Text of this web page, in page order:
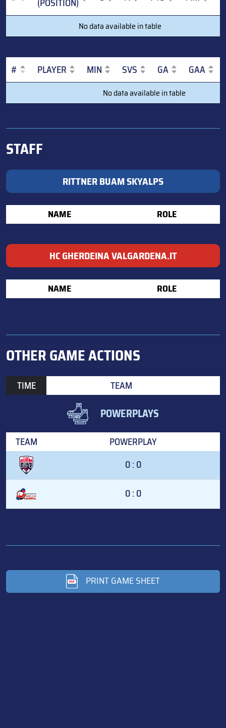
G A PTS
No data available in table
# PLAYER MIN SVS GA GAA
SVS GA
No data available in table
STAFF
RITTNER BUAM SKYALPS
NAME ROLE
HC GHERDEINA VALGARDENA.IT
NAME ROLE
OTHER GAME ACTIONS
TIME TEAM
POWERPLAYS
TEAM
POWERPLAY
0 : 0
0 : 0
PRINT GAME SHEET